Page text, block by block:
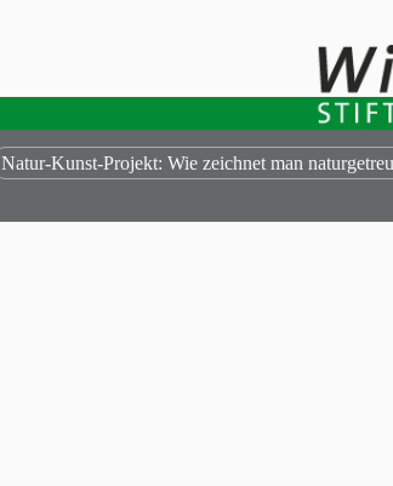
Natur-Kunst-Projekt: Wie zeichnet man